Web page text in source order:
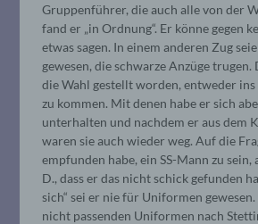
Gruppenführer, die auch alle von der
fand er „in Ordnung“. Er könne gegen
etwas sagen. In einem anderen Zug
gewesen, die schwarze Anzüge trugen.
die Wahl gestellt worden, entweder ins
zu kommen. Mit denen habe er sich
unterhalten und nachdem er aus dem
waren sie auch wieder weg. Auf die
empfunden habe, ein SS-Mann zu
D., dass er das nicht schick gefunden
sich“ sei er nie für Uniformen
nicht passenden Uniformen nach